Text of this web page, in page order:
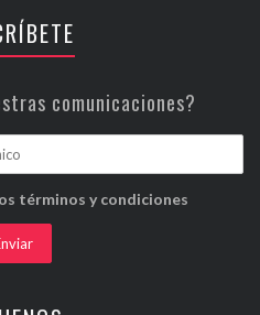
comunicaciones?
términos y condiciones